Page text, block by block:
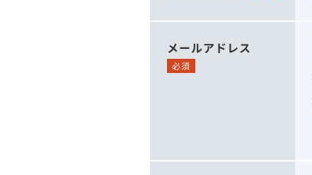
メールアドレス
必須